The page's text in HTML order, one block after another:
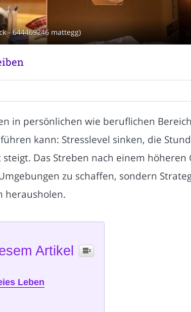
- 644469246 mattegg)
in persönlichen wie beruflichen
kann: Stresslevel sinken, die
Das Streben nach einem höheren
zu schaffen, sondern
herausholen.
Artikel
Leben